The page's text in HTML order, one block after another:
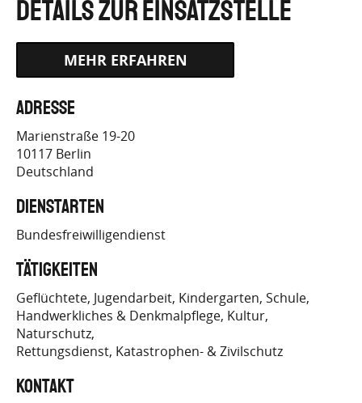
EINSATZS…
Adresse
Marienstraße 19-20
10117 Berlin
Deutschland
Dienstarten
Bundesfreiwilligendienst
Tätigkeiten
Geflüchtete Jugendarbeit Kindergarten Schule
Handwerkliches & Denkmalpflege Kultur
Naturschutz
Rettungsdienst, Katastrophen- & Zivilschutz
Kontakt